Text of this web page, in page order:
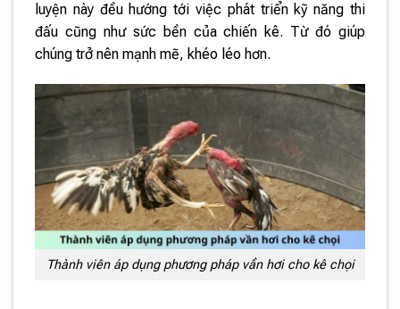
luyện này đều hướng tới việc phát triển kỹ năng thi
đấu cũng như sức bền của chiến kê. Từ đó giúp
chúng trở nên mạnh mẽ, khéo léo hơn.
Thành viên áp dụng phương pháp vần hơi cho kê chọi